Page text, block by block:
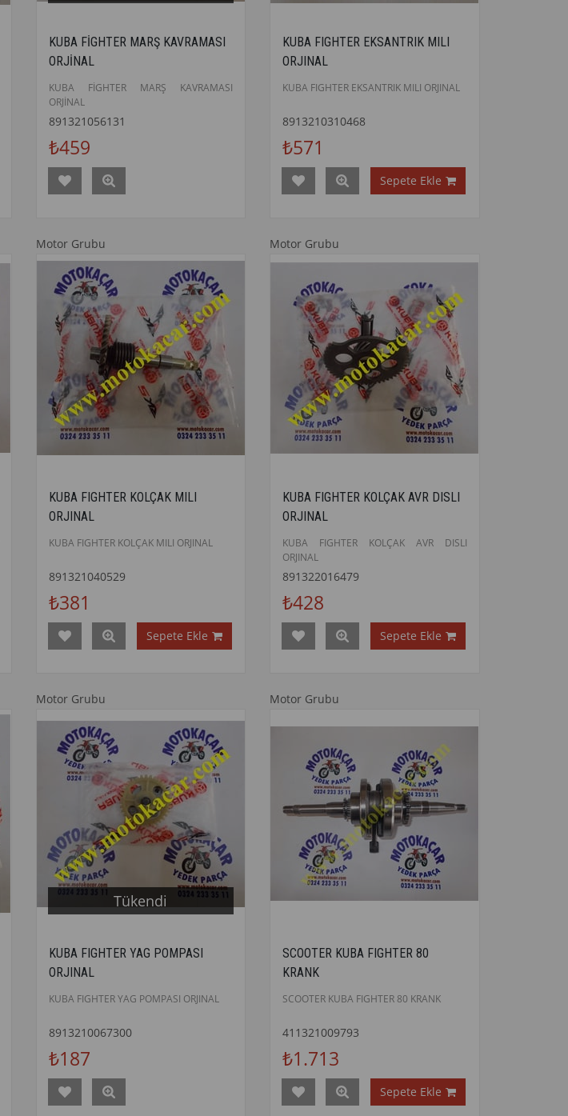
KUBA FİGHTER MARŞ KAVRAMASI
ORJİNAL
KUBA FİGHTER MARŞ KAVRAMASI
ORJİNAL
891321056131
₺459
KUBA FIGHTER EKSANTRIK MILI
ORJINAL
KUBA FIGHTER EKSANTRIK MILI ORJINAL
8913210310468
₺571
Sepete Ekle
Motor Grubu
KUBA FIGHTER KOLÇAK MILI
ORJINAL
KUBA FIGHTER KOLÇAK MILI ORJINAL
891321040529
₺381
Sepete Ekle
Motor Grubu
KUBA FIGHTER KOLÇAK AVR DISLI
ORJINAL
KUBA FIGHTER KOLÇAK AVR DISLI
ORJINAL
891322016479
₺428
Sepete Ekle
Motor Grubu
Tükendi
KUBA FIGHTER YAG POMPASI
ORJINAL
KUBA FIGHTER YAG POMPASI ORJINAL
8913210067300
₺187
Motor Grubu
SCOOTER KUBA FIGHTER 80
KRANK
SCOOTER KUBA FIGHTER 80 KRANK
411321009793
₺1.713
Sepete Ekle